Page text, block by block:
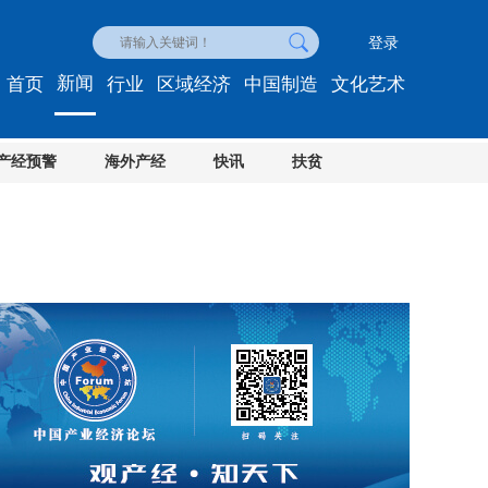
登录
首页 新闻
经预警 海外产经 快讯 扶贫
行业 区域经济 中国制造 文化艺术